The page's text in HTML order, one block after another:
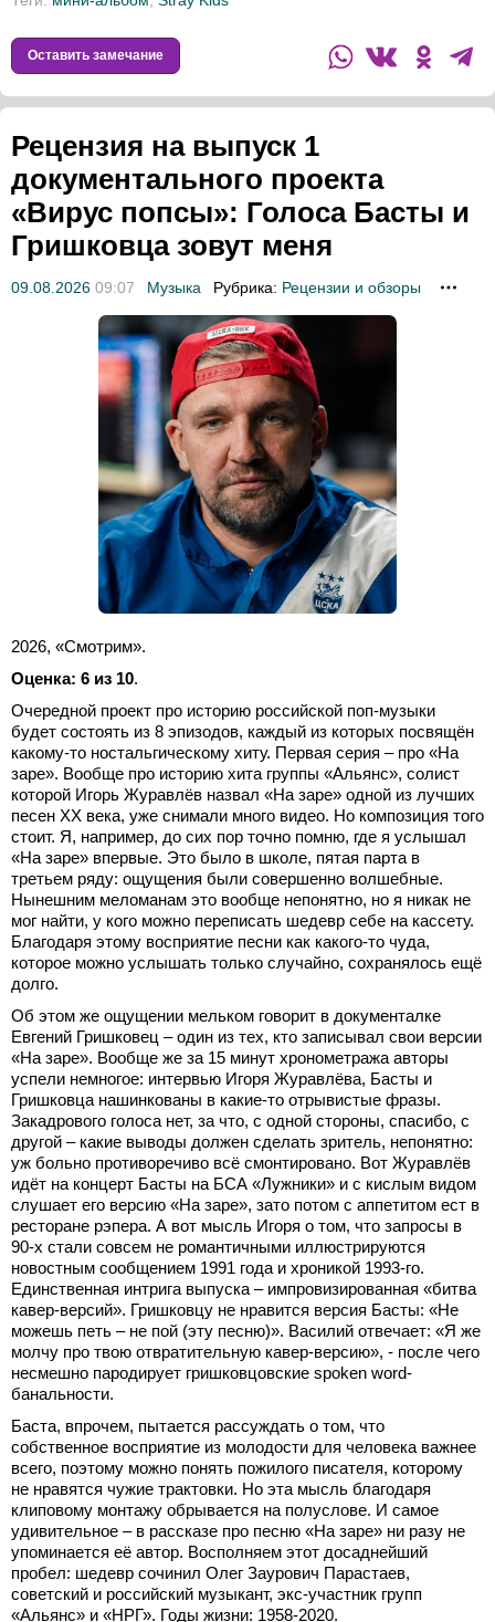
Оставить замечание
Рецензия на выпуск 1
документального проекта
«Вирус попсы»: Голоса Басты и
Гришковца зовут меня
09.08.2026 09:07 Музыка Рубрика: Рецензии и обзоры
2026, «Смотрим».
Оценка: 6 из 10.
Очередной проект про историю российской поп-музыки
будет состоять из 8 эпизодов, каждый из которых посвящён
какому-то ностальгическому хиту. Первая серия – про «На
заре». Вообще про историю хита группы «Альянс», солист
которой Игорь Журавлёв назвал «На заре» одной из лучших
песен ХХ века, уже снимали много видео. Но композиция того
стоит. Я, например, до сих пор точно помню, где я услышал
«На заре» впервые. Это было в школе, пятая парта в
третьем ряду: ощущения были совершенно волшебные.
Нынешним меломанам это вообще непонятно, но я никак не
мог найти, у кого можно переписать шедевр себе на кассету.
Благодаря этому восприятие песни как какого-то чуда,
которое можно услышать только случайно, сохранялось ещё
долго.
Об этом же ощущении мельком говорит в документалке
Евгений Гришковец – один из тех, кто записывал свои версии
«На заре». Вообще же за 15 минут хронометража авторы
успели немногое: интервью Игоря Журавлёва, Басты и
Гришковца нашинкованы в какие-то отрывистые фразы.
Закадрового голоса нет, за что, с одной стороны, спасибо, с
другой – какие выводы должен сделать зритель, непонятно:
уж больно противоречиво всё смонтировано. Вот Журавлёв
идёт на концерт Басты на БСА «Лужники» и с кислым видом
слушает его версию «На заре», зато потом с аппетитом ест в
ресторане рэпера. А вот мысль Игоря о том, что запросы в
90-х стали совсем не романтичными иллюстрируются
новостным сообщением 1991 года и хроникой 1993-го.
Единственная интрига выпуска – импровизированная «битва
кавер-версий». Гришковцу не нравится версия Басты: «Не
можешь петь – не пой (эту песню)». Василий отвечает: «Я же
молчу про твою отвратительную кавер-версию», - после чего
несмешно пародирует гришковцовские spoken word-
банальности.
Баста, впрочем, пытается рассуждать о том, что
собственное восприятие из молодости для человека важнее
всего, поэтому можно понять пожилого писателя, которому
не нравятся чужие трактовки. Но эта мысль благодаря
клиповому монтажу обрывается на полуслове. И самое
удивительное – в рассказе про песню «На заре» ни разу не
упоминается её автор. Восполняем этот досаднейший
пробел: шедевр сочинил Олег Заурович Парастаев,
советский и российский музыкант, экс-участник групп
«Альянс» и «НРГ». Годы жизни: 1958-2020.